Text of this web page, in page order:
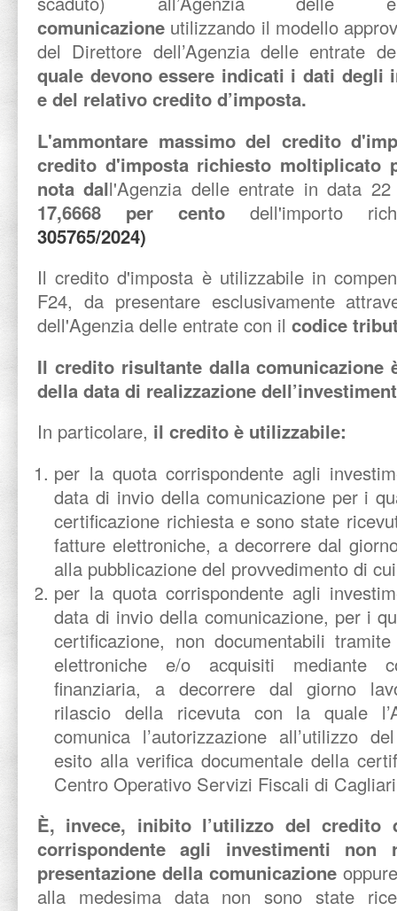
comunicazione utilizzando il modello
del Direttore dell’Agenzia delle entrate
quale devono essere indicati i dati degli
e del relativo credito d’imposta.
L'ammontare massimo del credito
credito d'imposta richiesto moltiplicato
nota dall'Agenzia delle entrate in data
17,6668 per cento dell'importo
305765/2024)
Il credito d'imposta è utilizzabile in
F24, da presentare esclusivamente
dell'Agenzia delle entrate con il codice
Il credito risultante dalla comunicazione
della data di realizzazione
In particolare, il credito è utilizzabile:
per la quota corrispondente agli
data di invio della comunicazione per i
certificazione richiesta e sono state
fatture elettroniche, a decorrere dal
alla pubblicazione del provvedimento di
per la quota corrispondente agli
data di invio della comunicazione, per i
certificazione, non documentabili
elettroniche e/o acquisiti mediante
finanziaria, a decorrere dal giorno
rilascio della ricevuta con la quale
comunica l’autorizzazione all’utilizzo
esito alla verifica documentale della
Centro Operativo Servizi Fiscali di
È, invece, inibito l’utilizzo del credito
corrispondente agli investimenti
presentazione della comunicazione
alla medesima data non sono state